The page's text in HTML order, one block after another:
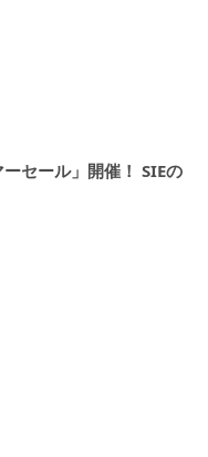
セール」開催！ SIEの